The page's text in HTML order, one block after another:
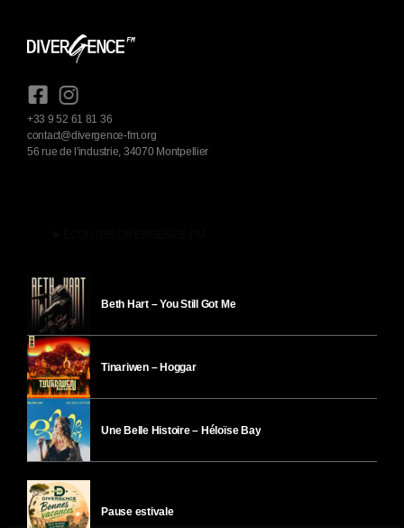
+33 9 52 61 81 36
contact@divergence-fm.org
56 rue de l'industrie, 34070 Montpellier
Beth Hart – You Still Got Me
Tinariwen – Hoggar
Une Belle Histoire – Héloïse Bay
Pause estivale